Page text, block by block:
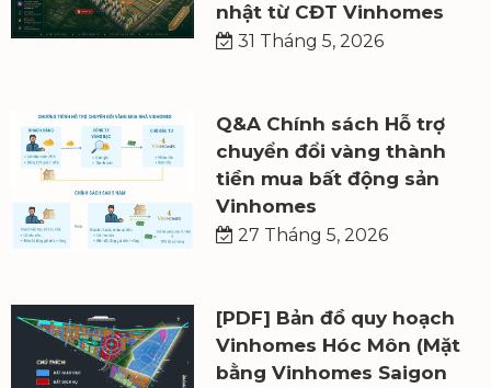
nhật từ CĐT Vinhomes
31 Tháng 5, 2026
Q&A Chính sách Hỗ trợ
chuyển đổi vàng thành
tiền mua bất động sản
Vinhomes
27 Tháng 5, 2026
[PDF] Bản đồ quy hoạch
Vinhomes Hóc Môn (Mặt
bằng Vinhomes Saigon